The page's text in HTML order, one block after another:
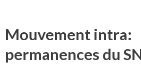
Mouvement intra:
permanences du